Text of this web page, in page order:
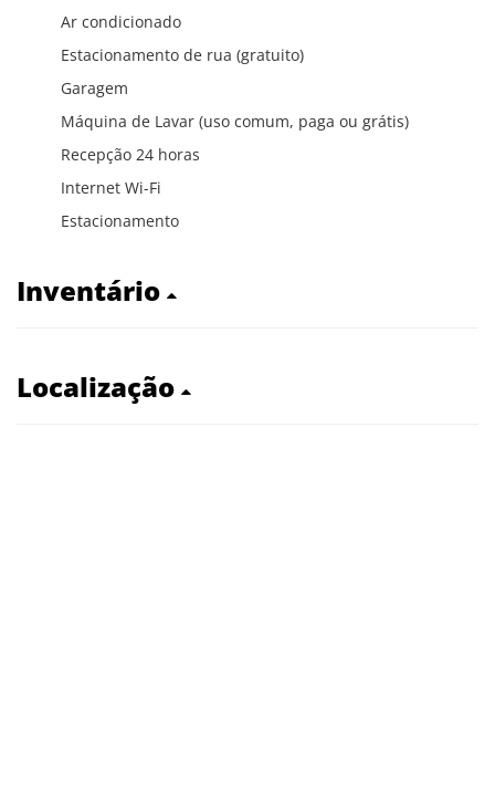
Ar condicionado
Estacionamento de rua (gratuito)
Garagem
Máquina de Lavar (uso comum, paga ou grátis)
Recepção 24 horas
Internet Wi-Fi
Estacionamento
Inventário
Localização